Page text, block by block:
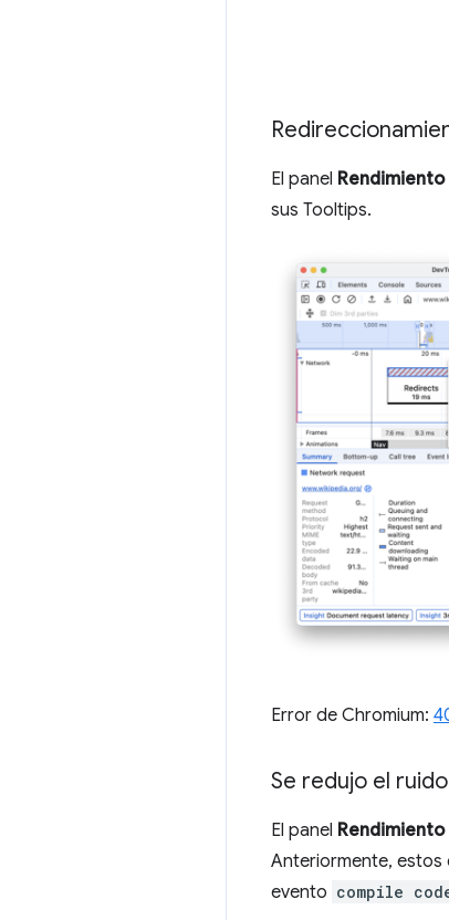
El panel Rendimiento
sus Tooltips.
Error de Chromium:
Se redujo el
El panel Rendimiento
Anteriormente, estos
evento compile